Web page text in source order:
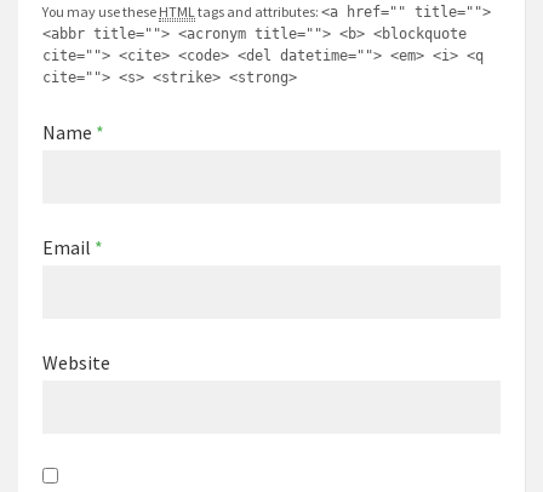
You may use these HTML tags and attributes: <a href="" title="">
<abbr title=""> <acronym title=""> <b> <blockquote
cite=""> <cite> <code> <del datetime=""> <em> <i> <q
cite=""> <s> <strike> <strong>
Name *
Email *
Website